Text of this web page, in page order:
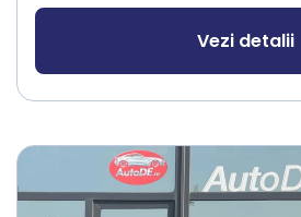
Vezi detalii